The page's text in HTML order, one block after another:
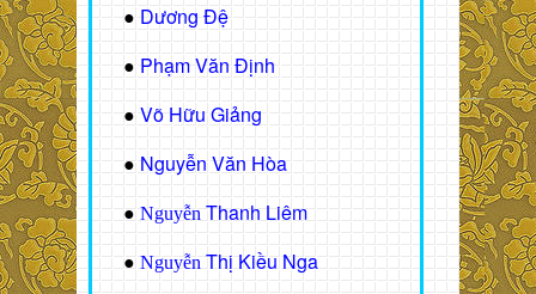
● Dương Đệ
● Phạm Văn Định
● Võ Hữu Giảng
● Nguyễn Văn Hòa
● Nguyễn Thanh Liêm
● Nguyễn Thị Kiều Nga